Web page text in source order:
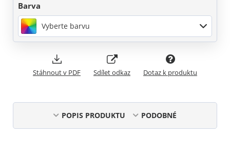
Barva
Vyberte barvu
Stáhnout v PDF Sdílet odkaz Dotaz k produktu
POPIS PRODUKTU PODOBNÉ